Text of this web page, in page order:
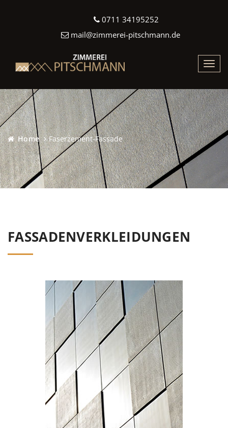
0711 34195252
mail@zimmerei-pitschmann.de
Home Faserzement-Fassade
FASSADENVERKLEIDUNGEN